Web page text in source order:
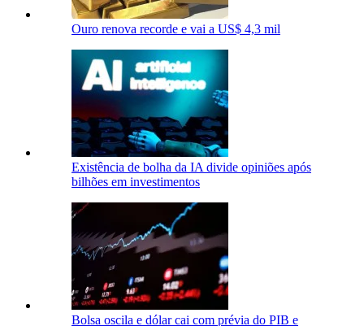
Ouro renova recorde e vai a US$ 4,3 mil
Existência de bolha da IA divide opiniões após
bilhões em investimentos
Bolsa oscila e dólar cai com prévia do PIB e